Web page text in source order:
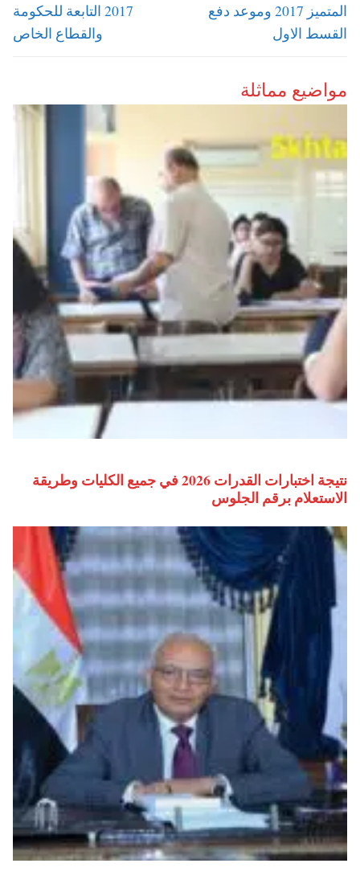
المتميز 2017 وموعد دفع
القسط الاول
2017 التابعة للحكومة
والقطاع الخاص
مواضيع مماثلة
نتيجة اختبارات القدرات 2026 في جميع الكليات وطريقة
الاستعلام برقم الجلوس